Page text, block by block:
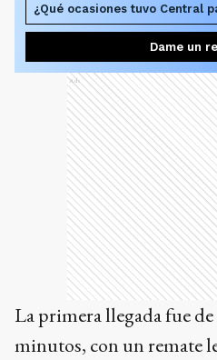
¿Qué ocasiones tuvo Central
Dame un
Ads
La primera llegada fue
minutos, con un remate